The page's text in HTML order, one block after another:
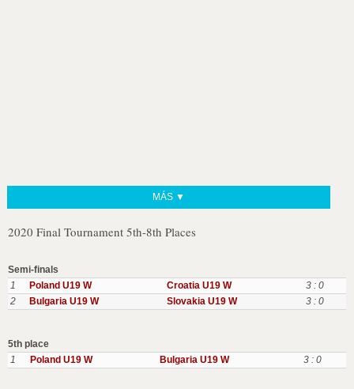
MÁS ▼
2020 Final Tournament 5th-8th Places
Semi-finals
1
Poland U19 W Croatia U19 W
3 : 0
2
Bulgaria U19 W Slovakia U19 W 3 : 0
5th place
1
Poland U19 W Bulgaria U19 W 3 : 0